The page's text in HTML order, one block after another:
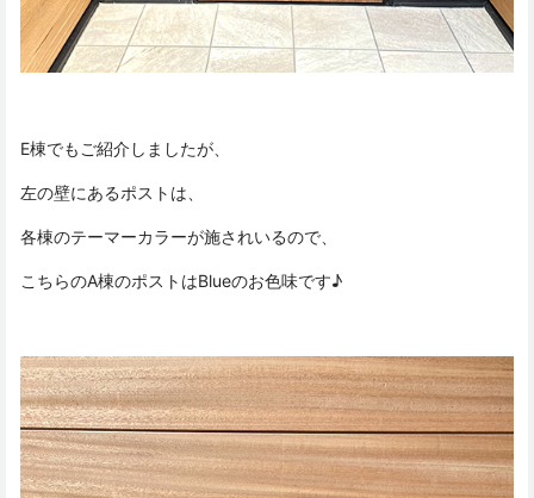
E棟でもご紹介しましたが、
左の壁にあるポストは、
各棟のテーマーカラーが施されいるので、
こちらのA棟のポストはBlueのお色味です♪